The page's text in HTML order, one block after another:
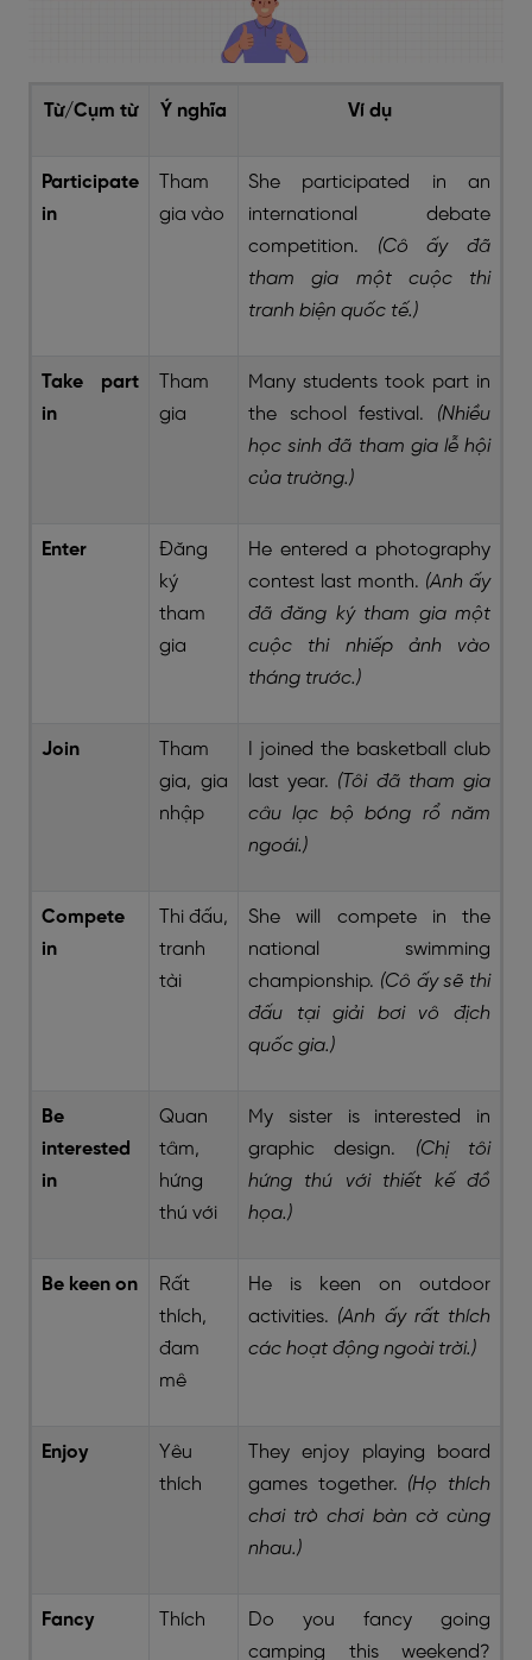
Từ/Cụm từ Ý nghĩa Ví dụ
Participate
in
Tham
gia vào
She participated in an
international debate
competition. (Cô ấy đã
tham gia một cuộc thi
tranh biện quốc tế.)
Take part
in
Tham
gia
Many students took part in
the school festival. (Nhiều
học sinh đã tham gia lễ hội
của trường.)
Enter
Đăng
ký
tham
gia
He entered a photography
contest last month. (Anh ấy
đã đăng ký tham gia một
cuộc thi nhiếp ảnh vào
tháng trước.)
Join
Tham
gia, gia
nhập
I joined the basketball club
last year. (Tôi đã tham gia
câu lạc bộ bóng rổ năm
ngoái.)
Compete
in
Thi đấu,
tranh
tài
She will compete in the
national swimming
championship. (Cô ấy sẽ thi
đấu tại giải bơi vô địch
quốc gia.)
Be
interested
in
Quan
tâm,
hứng
thú với
My sister is interested in
graphic design. (Chị tôi
hứng thú với thiết kế đồ
họa.)
Be keen on
Rất
thích,
đam
mê
He is keen on outdoor
activities. (Anh ấy rất thích
các hoạt động ngoài trời.)
Enjoy
Yêu
thích
They enjoy playing board
games together. (Họ thích
chơi trò chơi bàn cờ cùng
nhau.)
Fancy Thích
Do you fancy going
camping this weekend?